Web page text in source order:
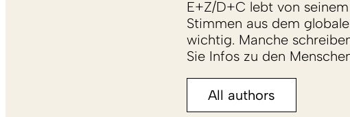
E+Z/D+C lebt von
Stimmen aus dem
wichtig. Manche
Sie Infos zu den
All authors